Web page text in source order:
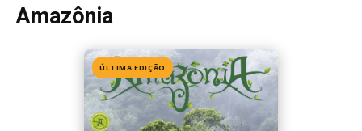
Edição 155· Julho 2026
📖 Ler agora